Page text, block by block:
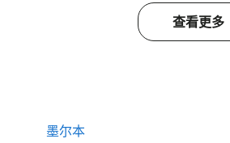
查看更多
墨尔本